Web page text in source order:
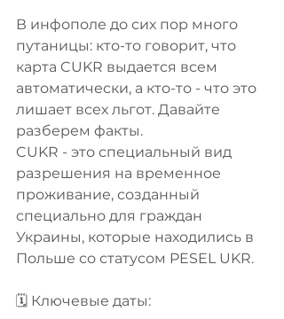
В инфополе до сих пор много
путаницы: кто-то говорит, что
карта CUKR выдается всем
автоматически, а кто-то - что это
лишает всех льгот. Давайте
разберем факты.
CUKR - это специальный вид
разрешения на временное
проживание, созданный
специально для граждан
Украины, которые находились в
Польше со статусом PESEL UKR.
🗓 Ключевые даты: